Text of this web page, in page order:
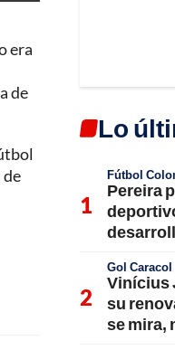
era
de
de
Lo
Fútbol
Pereira
Gol Caracol
Vinícius
su
se mira,